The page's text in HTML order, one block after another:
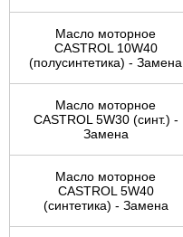
Масло моторное
CASTROL 10W40
(полусинтетика) - Замена
Масло моторное
CASTROL 5W30 (синт.) -
Замена
Масло моторное
CASTROL 5W40
(синтетика) - Замена